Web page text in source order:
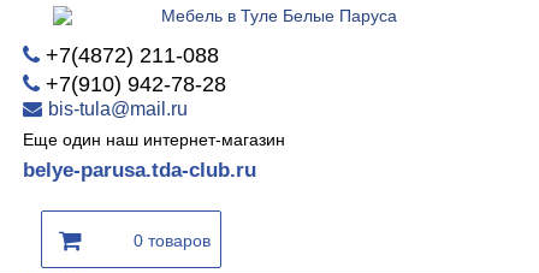
+7(4872) 211-088
+7(910) 942-78-28
bis-tula@mail.ru
Еще один наш интернет-магазин
belye-parusa.tda-club.ru
0 товаров